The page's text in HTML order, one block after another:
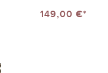
149,00 €*